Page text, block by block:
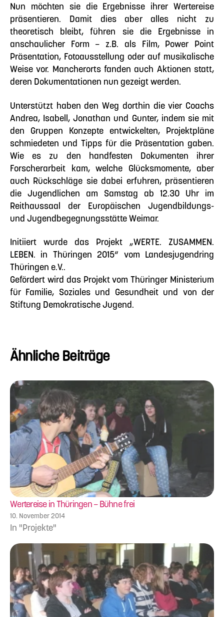
Nun möchten sie die Ergebnisse ihrer Wertereise
präsentieren. Damit dies aber alles nicht zu
theoretisch bleibt, führen sie die Ergebnisse in
anschaulicher Form – z.B. als Film, Power Point
Präsentation, Fotoausstellung oder auf musikalische
Weise vor. Mancherorts fanden auch Aktionen statt,
deren Dokumentationen nun gezeigt werden.
Unterstützt haben den Weg dorthin die vier Coachs
Andrea, Isabell, Jonathan und Gunter, indem sie mit
den Gruppen Konzepte entwickelten, Projektpläne
schmiedeten und Tipps für die Präsentation gaben.
Wie es zu den handfesten Dokumenten ihrer
Forscherarbeit kam, welche Glücksmomente, aber
auch Rückschläge sie dabei erfuhren, präsentieren
die Jugendlichen am Samstag ab 12.30 Uhr im
Reithaussaal der Europäischen Jugendbildungs-
und Jugendbegegnungsstätte Weimar.
Initiiert wurde das Projekt „WERTE. ZUSAMMEN.
LEBEN. in Thüringen 2015“ vom Landesjugendring
Thüringen e.V..
Gefördert wird das Projekt vom Thüringer Ministerium
für Familie, Soziales und Gesundheit und von der
Stiftung Demokratische Jugend.
Ähnliche Beiträge
Wertereise in Thüringen – Bühne frei
10. November 2014
In "Projekte"